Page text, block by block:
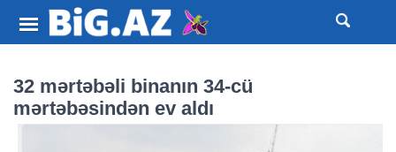
32 mərtəbəli binanın 34-cü
mərtəbəsindən ev aldı